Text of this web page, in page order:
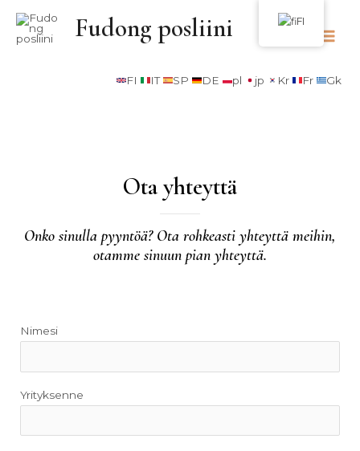
Fudong posliini
FI IT SP DE pl jp Kr Fr Gk
Ota yhteyttä
Onko sinulla pyyntöä? Ota rohkeasti yhteyttä meihin,
otamme sinuun pian yhteyttä.
Nimesi
Yrityksenne
FI